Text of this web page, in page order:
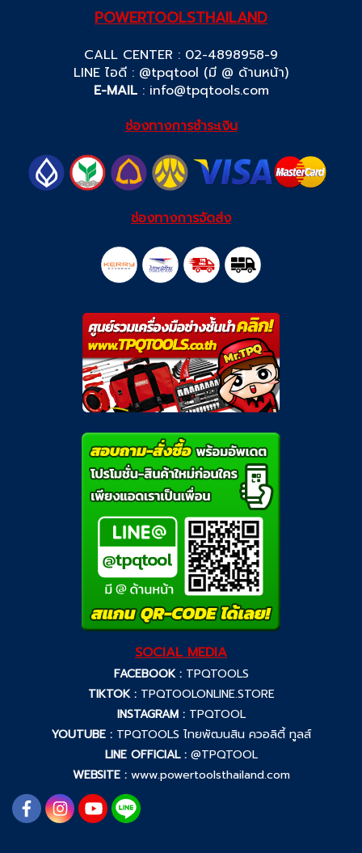
POWERTOOLSTHAILAND
CALL CENTER : 02-4898958-9
LINE ไอดี : @tpqtool (มี @ ด้านหน้า)
E-MAIL: info@tpqtools.com
ช่องทางการชำระเงิน
ช่องทางการจัดส่ง
SOCIAL MEDIA
FACEBOOK : TPQTOOLS
TIKTOK : TPQTOOLONLINE.STORE
INSTAGRAM : TPQTOOL
YOUTUBE : TPQTOOLS ไทยพัฒนสิน ควอลิตี้ ทูลส์
LINE OFFICIAL : @TPQTOOL
WEBSITE : www.powertoolsthailand.com